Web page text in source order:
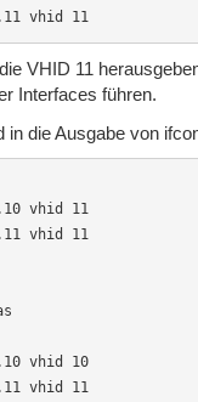
vhid 11
VHID 11
Interfaces führen.
die Ausgabe von
vhid 11
vhid 11
vhid 10
vhid 11